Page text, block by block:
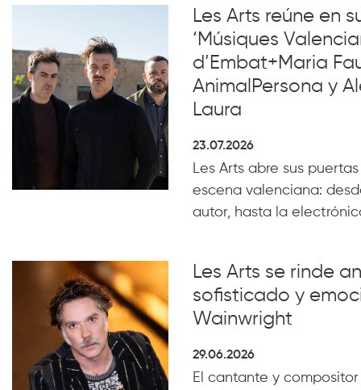
Les Arts reúne en
‘Músiques
d’Embat+Maria
AnimalPersona y
Laura
23.07.2026
Les Arts abre sus
escena valenciana:
autor, hasta la
Les Arts se rinde
sofisticado y
Wainwright
29.06.2026
El cantante y